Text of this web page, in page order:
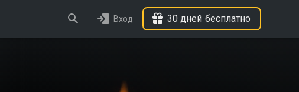
Вход 30 дней бесплатно